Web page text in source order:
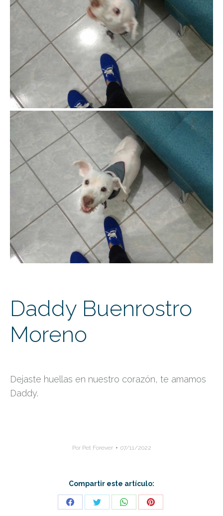
Daddy Buenrostro
Moreno
Dejaste huellas en nuestro corazón, te amamos
Daddy.
Por Pet Forever 07/11/2022
Compartir este artículo:
Share
Share
Share
Share